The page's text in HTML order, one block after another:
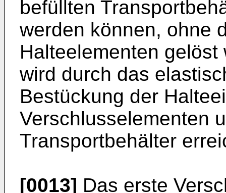
befüllten
werden können, ohne
Halteelementen
wird durch das
Bestückung der
Verschlusselementen
Transportbehälter
[0013] Das erste